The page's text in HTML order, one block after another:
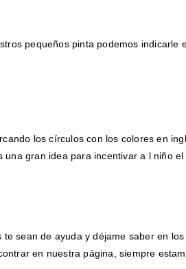
pequeños pinta podemos indicarle
los círculos con los colores en
una gran idea para incentivar a l niño
te sean de ayuda y déjame saber en
en nuestra página, siempre